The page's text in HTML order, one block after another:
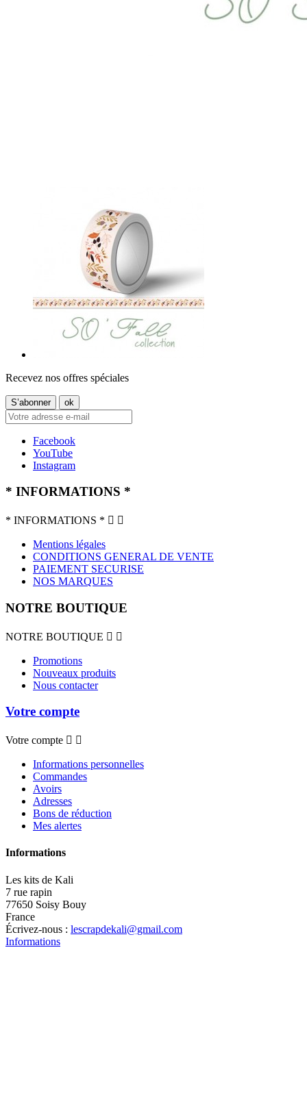
Recevez nos offres spéciales
Facebook
YouTube
Instagram
* INFORMATIONS *
* INFORMATIONS *  
Mentions légales
CONDITIONS GENERAL DE VENTE
PAIEMENT SECURISE
NOS MARQUES
NOTRE BOUTIQUE
NOTRE BOUTIQUE  
Promotions
Nouveaux produits
Nous contacter
Votre compte
Votre compte  
Informations personnelles
Commandes
Avoirs
Adresses
Bons de réduction
Mes alertes
Informations
Les kits de Kali
7 rue rapin
77650 Soisy Bouy
France
Écrivez-nous : lescrapdekali@gmail.com
Informations